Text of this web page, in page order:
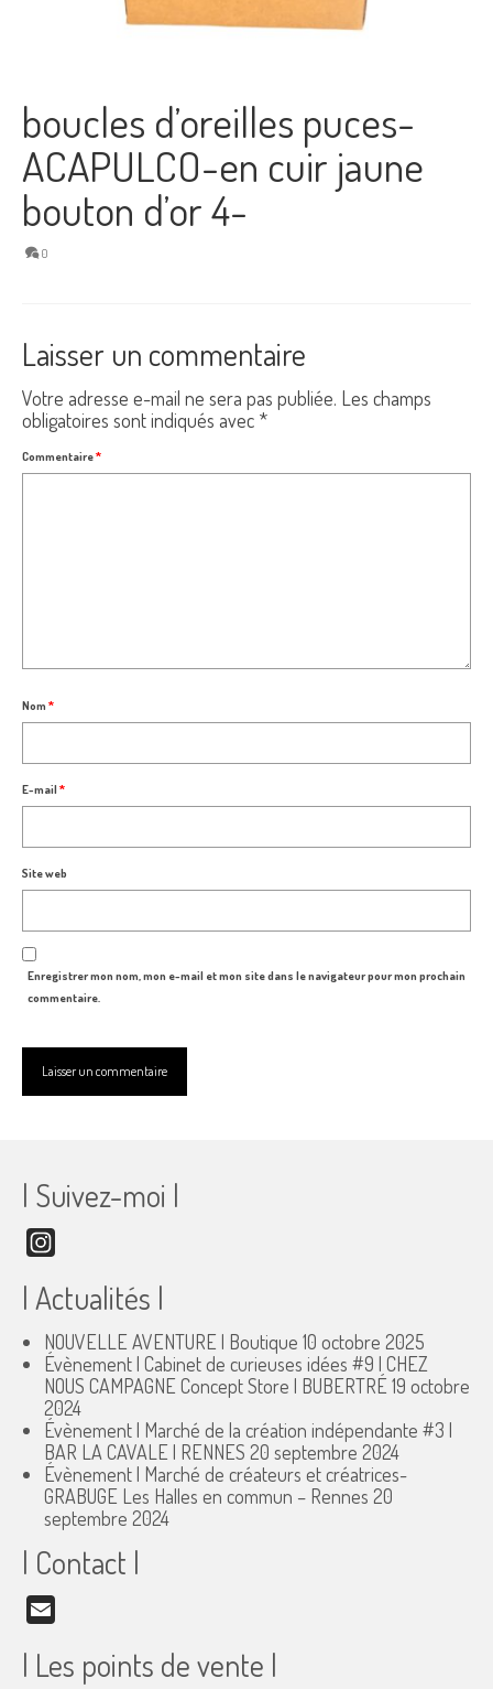
boucles d’oreilles puces-
ACAPULCO-en cuir jaune
bouton d’or 4-
0
Laisser un commentaire
Votre adresse e-mail ne sera pas publiée. Les champs
obligatoires sont indiqués avec *
Commentaire*
Nom *
E-mail*
Site web
Enregistrer mon nom, mon e-mail et mon site dans le navigateur pour mon prochain
commentaire.
| Suivez-moi |
| Actualités |
NOUVELLE AVENTURE | Boutique 10 octobre 2025
Évènement | Cabinet de curieuses idées #9 | CHEZ
NOUS CAMPAGNE Concept Store | BUBERTRÉ 19 octobre
2024
Évènement | Marché de la création indépendante #3 |
BAR LA CAVALE | RENNES 20 septembre 2024
Évènement | Marché de créateurs et créatrices-
GRABUGE Les Halles en commun – Rennes 20
septembre 2024
| Contact |
| Les points de vente |